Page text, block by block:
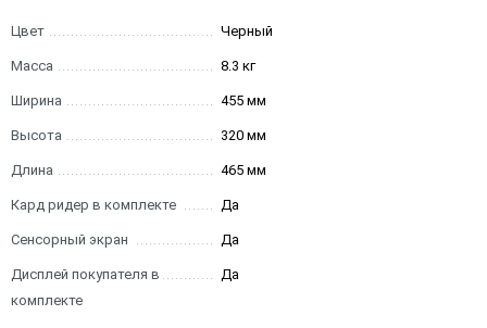
Цвет Черный
Масса 8.3 кг
Ширина 455 мм
Высота 320 мм
Длина 465 мм
Кард ридер в комплекте Да
Сенсорный экран Да
Дисплей покупателя в
комплекте
Да